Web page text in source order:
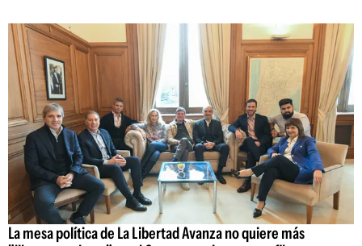
La mesa política de La Libertad Avanza no quiere más